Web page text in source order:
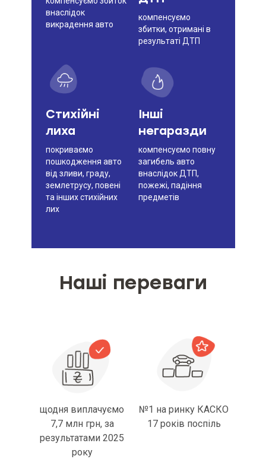
інформація про інші обставини,
що враховуються під час
визначення розміру страхової
Застереження для споживача
про необхідність ознайомлення з
інформацією до укладення
договору страхування
внаслідок
викрадення авто
компенсуємо
збитки, отримані в
результаті ДТП
Стихійні
лиха
покриваємо
пошкодження авто
від зливи, граду,
землетрусу, повені
та інших стихійних
лих
Інші
негаразди
компенсуємо повну
загибель авто
внаслідок ДТП,
пожежі, падіння
предметів
Наші переваги
щодня виплачуємо
7,7 млн грн, за
результатами 2025
року
№1 на ринку КАСКО
17 років поспіль